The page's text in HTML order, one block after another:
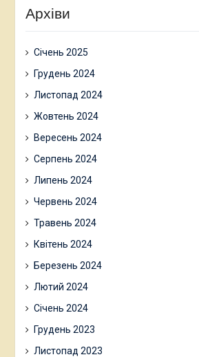
Архіви
Січень 2025
Грудень 2024
Листопад 2024
Жовтень 2024
Вересень 2024
Серпень 2024
Липень 2024
Червень 2024
Травень 2024
Квітень 2024
Березень 2024
Лютий 2024
Січень 2024
Грудень 2023
Листопад 2023